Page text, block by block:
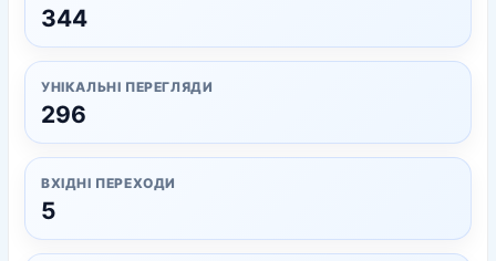
344
УНІКАЛЬНІ ПЕРЕГЛЯДИ
296
ВХІДНІ ПЕРЕХОДИ
5